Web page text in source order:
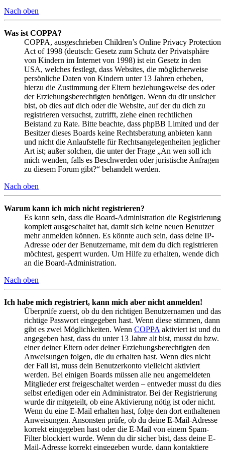
Nach oben
Was ist COPPA?
COPPA, ausgeschrieben Children’s Online Privacy Protection
Act of 1998 (deutsch: Gesetz zum Schutz der Privatsphäre
von Kindern im Internet von 1998) ist ein Gesetz in den
USA, welches festlegt, dass Websites, die möglicherweise
persönliche Daten von Kindern unter 13 Jahren erheben,
hierzu die Zustimmung der Eltern beziehungsweise des oder
der Erziehungsberechtigten benötigen. Wenn du dir unsicher
bist, ob dies auf dich oder die Website, auf der du dich zu
registrieren versuchst, zutrifft, ziehe einen rechtlichen
Beistand zu Rate. Bitte beachte, dass phpBB Limited und der
Besitzer dieses Boards keine Rechtsberatung anbieten kann
und nicht die Anlaufstelle für Rechtsangelegenheiten jeglicher
Art ist; außer solchen, die unter der Frage „An wen soll ich
mich wenden, falls es Beschwerden oder juristische Anfragen
zu diesem Forum gibt?“ behandelt werden.
Nach oben
Warum kann ich mich nicht registrieren?
Es kann sein, dass die Board-Administration die Registrierung
komplett ausgeschaltet hat, damit sich keine neuen Benutzer
mehr anmelden können. Es könnte auch sein, dass deine IP-
Adresse oder der Benutzername, mit dem du dich registrieren
möchtest, gesperrt wurden. Um Hilfe zu erhalten, wende dich
an die Board-Administration.
Nach oben
Ich habe mich registriert, kann mich aber nicht anmelden!
Überprüfe zuerst, ob du den richtigen Benutzernamen und das
richtige Passwort eingegeben hast. Wenn diese stimmen, dann
gibt es zwei Möglichkeiten. Wenn COPPA aktiviert ist und du
angegeben hast, dass du unter 13 Jahre alt bist, musst du bzw.
einer deiner Eltern oder deiner Erziehungsberechtigten den
Anweisungen folgen, die du erhalten hast. Wenn dies nicht
der Fall ist, muss dein Benutzerkonto vielleicht aktiviert
werden. Bei einigen Boards müssen alle neu angemeldeten
Mitglieder erst freigeschaltet werden – entweder musst du dies
selbst erledigen oder ein Administrator. Bei der Registrierung
wurde dir mitgeteilt, ob eine Aktivierung nötig ist oder nicht.
Wenn du eine E-Mail erhalten hast, folge den dort enthaltenen
Anweisungen. Ansonsten prüfe, ob du deine E-Mail-Adresse
korrekt eingegeben hast oder die E-Mail von einem Spam-
Filter blockiert wurde. Wenn du dir sicher bist, dass deine E-
Mail-Adresse korrekt eingegeben wurde, dann kontaktiere